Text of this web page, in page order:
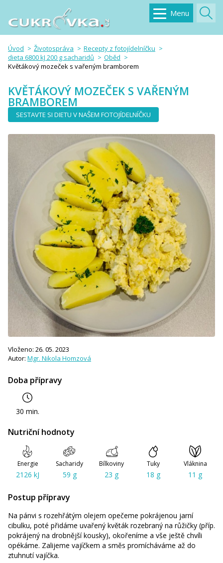
Menu
Úvod Životospráva
Recepty z fotojídelníčku
dieta 6800 kJ 200 g sacharidů
Oběd
Květákový mozeček s vařeným bramborem
KVĚTÁKOVÝ MOZEČEK S VAŘENÝM
BRAMBOREM
SESTAVTE SI DIETU V NAŠEM FOTOJÍDELNÍČKU
Doba přípravy
30 min.
Vloženo: 26. 05. 2023
Autor: Mgr. Nikola Homzová
Nutriční hodnoty
Energie
2126 kJ
Sacharidy
59 g
Bílkoviny
23 g
Tuky
18 g
Vláknina
11 g
Postup přípravy
Na pánvi s rozehřátým olejem opečeme pokrájenou jarní
cibulku, poté přidáme uvařený květák rozebraný na růžičky (příp.
pokrájený na drobnější kousky), okořeníme a vše ještě chvíli
opékáme. Zalijeme vajíčkem a směs promícháváme až do
ztuhnutí vajíčka.